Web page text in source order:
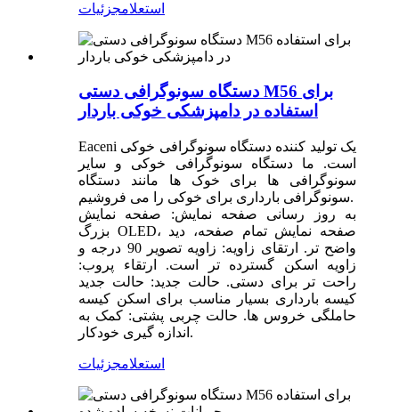
استعلامجزئیات
دستگاه سونوگرافی دستی M56 برای
استفاده در دامپزشکی خوکی باردار
Eaceni یک تولید کننده دستگاه سونوگرافی خوکی
است. ما دستگاه سونوگرافی خوکی و سایر
سونوگرافی ها برای خوک ها مانند دستگاه
سونوگرافی بارداری برای خوکی را می فروشیم.
به روز رسانی صفحه نمایش: صفحه نمایش
بزرگ OLED، صفحه نمایش تمام صفحه، دید
واضح تر. ارتقای زاویه: زاویه تصویر 90 درجه و
زاویه اسکن گسترده تر است. ارتقاء پروب:
راحت تر برای دستی. حالت جدید: حالت جدید
کیسه بارداری بسیار مناسب برای اسکن کیسه
حاملگی خروس ها. حالت چربی پشتی: کمک به
اندازه گیری خودکار.
استعلامجزئیات